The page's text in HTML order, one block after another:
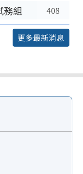
務組 408
更多最新消息